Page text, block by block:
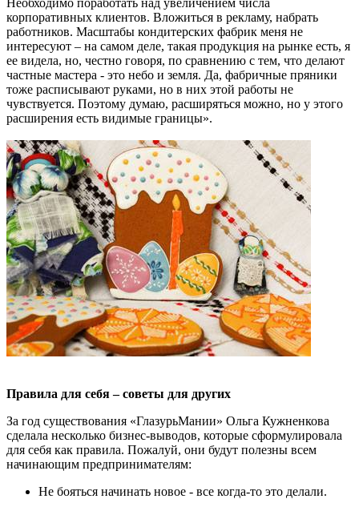
Необходимо поработать над увеличением числа
корпоративных клиентов. Вложиться в рекламу, набрать
работников. Масштабы кондитерских фабрик меня не
интересуют – на самом деле, такая продукция на рынке есть, я
ее видела, но, честно говоря, по сравнению с тем, что делают
частные мастера - это небо и земля. Да, фабричные пряники
тоже расписывают руками, но в них этой работы не
чувствуется. Поэтому думаю, расширяться можно, но у этого
расширения есть видимые границы».
Правила для себя – советы для других
За год существования «ГлазурьМании» Ольга Кужненкова
сделала несколько бизнес-выводов, которые сформулировала
для себя как правила. Пожалуй, они будут полезны всем
начинающим предпринимателям:
Не бояться начинать новое - все когда-то это делали.